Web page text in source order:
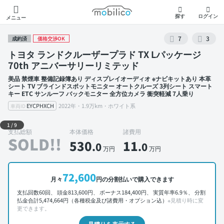
メニュー
モビリコ
探す ログイン
成約済 価格交渉OK 7 3
トヨタ ランドクルーザープラド TX Lパッケージ
70th アニバーサリーリミテッド
美品 禁煙車 整備記録簿あり ディスプレイオーディオ ※ナビキットあり 本革
シート TV ブラインドスポットモニター オートクルーズ 3列シート スマート
キー ETC サンルーフ バックモニター 全方位カメラ 衝突軽減 7人乗り
車両ID EYCPHXCH 2022年・1.9万km・ホワイト系
外装 左前
1 /9
支払総額
SOLD!!
本体価格
530.0万円
諸費用
11.0万円
月々72,600円の分割払いで購入できます
支払回数60回、 頭金813,600円、 ボーナス184,400円、 実質年率6.9％、 分割
払金合計5,474,664円（各種税金及び諸費用・オプション込） ※見積り時に変
更できます。